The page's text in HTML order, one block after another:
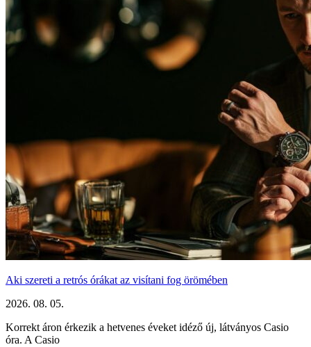
Aki szereti a retrós órákat az visítani fog örömében
2026. 08. 05.
Korrekt áron érkezik a hetvenes éveket idéző új, látványos Casio
óra. A Casio